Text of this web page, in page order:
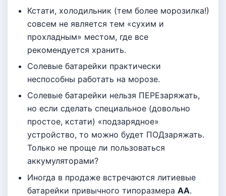
Кстати, холодильник (тем более морозилка!)
совсем не является тем «сухим и
прохладным» местом, где все
рекомендуется хранить.
Солевые батарейки практически
неспособны работать на морозе.
Солевые батарейки нельзя ПЕРЕзаряжать,
но если сделать специальное (довольно
простое, кстати) «подзарядное»
устройство, то можно будет ПОДзаряжать.
Только не проще ли пользоваться
аккумуляторами?
Иногда в продаже встречаются литиевые
батарейки привычного типоразмераАА.